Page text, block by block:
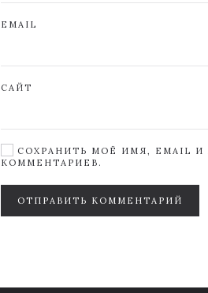
EMAIL
САЙТ
СОХРАНИТЬ МОЁ ИМЯ, EMAIL
КОММЕНТАРИЕВ.
ОТПРАВИТЬ КОММЕНТАРИЙ